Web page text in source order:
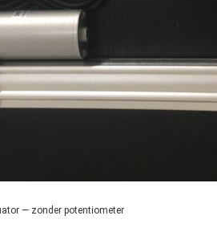
— zonder potentiometer